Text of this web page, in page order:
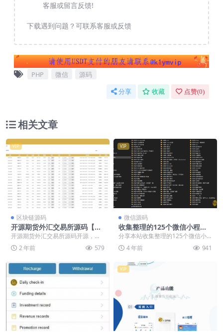
客服或留言反馈!
下载遇到问题？可联系客服或反馈
PHP 微信 源码
分享 收藏 点赞(0)
相关文章
VIP
区块链源码
开源期货外汇交易所源码【亲
测源码】
开源期货外汇交易所源码开源，已
清后门。 前端手机端uniapp pc端v
ue 后...
2 年前 579
VIP
微信源码
收集整理的125个微信小程序
模板源码分享
分享本站收集整理的125个微信小
程序模板源码，涵盖各行各业的微
信小程序功能界面设...
4 年前 941
VIP